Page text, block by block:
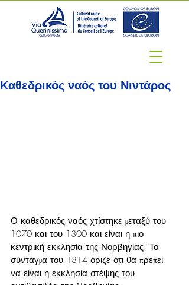
Καθεδρικός ναός του Νιντάρος
Ο καθεδρικός ναός χτίστηκε μεταξύ του
1070 και του 1300 και είναι η πιο
κεντρική εκκλησία της Νορβηγίας. Το
σύνταγμα του 1814 όριζε ότι θα πρέπει
να είναι η εκκλησία στέψης του